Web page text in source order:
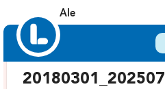
Ale
20180301_202507